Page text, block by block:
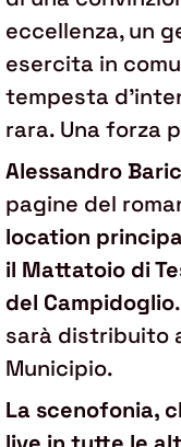
eccellenza, un
esercita in
tempesta
rara. Una forza
Alessandro
pagine del
location
il Mattatoio di
del Campidoglio
sarà distribuito
Municipio.
La scenofonia,